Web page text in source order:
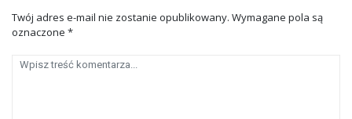
Twój adres e-mail nie zostanie opublikowany. Wymagane pola są
oznaczone *